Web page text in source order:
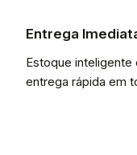
Entrega
Estoque inteligente
entrega rápida em